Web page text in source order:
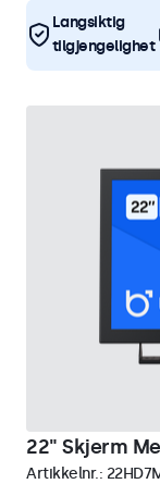
Langsiktig
tilgjengelighet
22" Skjerm
Artikkelnr.: